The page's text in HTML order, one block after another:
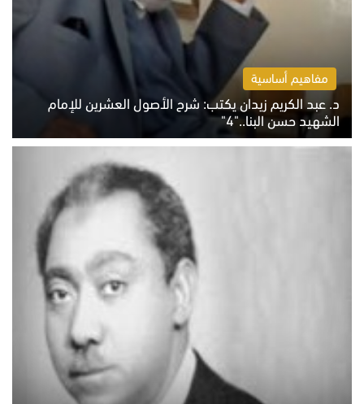
مفاهيم أساسية
د. عبد الكريم زيدان يكتب: شرح الأصول العشرين للإمام
الشهيد حسن البنا.."4"
الخميس 6 أغسطس 2026 10:27 ص